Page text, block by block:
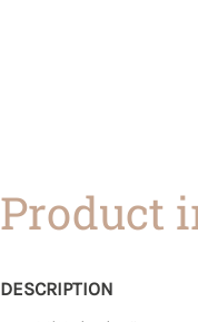
Product
DESCRIPTION